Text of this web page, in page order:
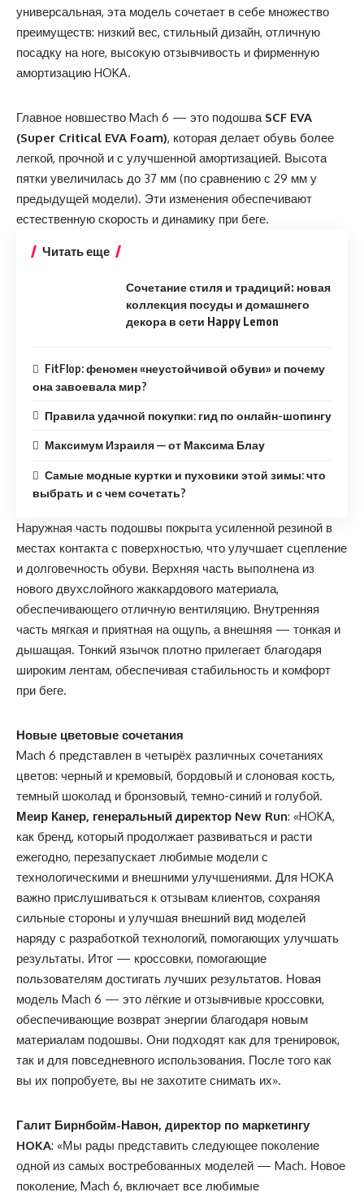
универсальная, эта модель сочетает в себе множество
преимуществ: низкий вес, стильный дизайн, отличную
посадку на ноге, высокую отзывчивость и фирменную
амортизацию HOKA.
Главное новшество Mach 6 — это подошва SCF EVA
(Super Critical EVA Foam), которая делает обувь более
легкой, прочной и с улучшенной амортизацией. Высота
пятки увеличилась до 37 мм (по сравнению с 29 мм у
предыдущей модели). Эти изменения обеспечивают
естественную скорость и динамику при беге.
Читать еще
Сочетание стиля и традиций: новая
коллекция посуды и домашнего
декора в сети Happy Lemon
FitFlop: феномен «неустойчивой обуви» и почему
она завоевала мир?
Правила удачной покупки: гид по онлайн-шопингу
Максимум Израиля — от Максима Блау
Самые модные куртки и пуховики этой зимы: что
выбрать и с чем сочетать?
Наружная часть подошвы покрыта усиленной резиной в
местах контакта с поверхностью, что улучшает сцепление
и долговечность обуви. Верхняя часть выполнена из
нового двухслойного жаккардового материала,
обеспечивающего отличную вентиляцию. Внутренняя
часть мягкая и приятная на ощупь, а внешняя — тонкая и
дышащая. Тонкий язычок плотно прилегает благодаря
широким лентам, обеспечивая стабильность и комфорт
при беге.
Новые цветовые сочетания
Mach 6 представлен в четырёх различных сочетаниях
цветов: черный и кремовый, бордовый и слоновая кость,
темный шоколад и бронзовый, темно-синий и голубой.
Меир Канер, генеральный директор New Run: «HOKA,
как бренд, который продолжает развиваться и расти
ежегодно, перезапускает любимые модели с
технологическими и внешними улучшениями. Для HOKA
важно прислушиваться к отзывам клиентов, сохраняя
сильные стороны и улучшая внешний вид моделей
наряду с разработкой технологий, помогающих улучшать
результаты. Итог — кроссовки, помогающие
пользователям достигать лучших результатов. Новая
модель Mach 6 — это лёгкие и отзывчивые кроссовки,
обеспечивающие возврат энергии благодаря новым
материалам подошвы. Они подходят как для тренировок,
так и для повседневного использования. После того как
вы их попробуете, вы не захотите снимать их».
Галит Бирнбойм-Навон, директор по маркетингу
HOKA: «Мы рады представить следующее поколение
одной из самых востребованных моделей — Mach. Новое
поколение, Mach 6, включает все любимые